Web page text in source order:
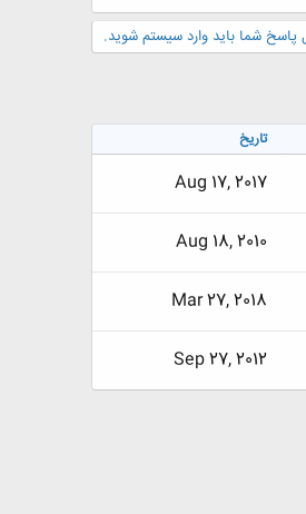
پاسخ شما باید وارد سیستم شوید.
تاریخ
Aug 17, 2017
Aug 18, 2010
Mar 27, 2018
Sep 27, 2012